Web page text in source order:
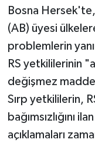
Bosna
(AB) üyesi
problemlerin
RS yetkililerinin
değişmez
Sırp yetkililerin,
bağımsızlığını
açıklamaları